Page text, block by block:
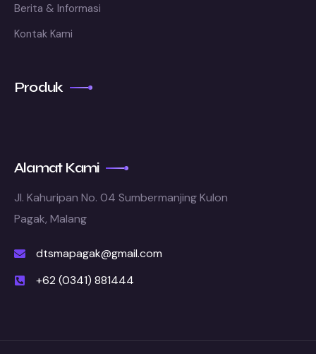
Berita & Informasi
Kontak Kami
Produk
Alamat Kami
Jl. Kahuripan No. 04 Sumbermanjing Kulon
Pagak, Malang
dtsmapagak@gmail.com
+62 (0341) 881444